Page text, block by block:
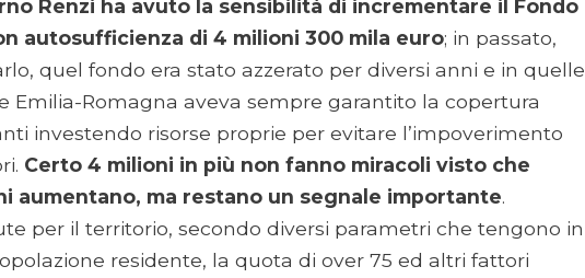
Renzi ha avuto la sensibilità di incrementare il Fondo
autosufficienza di 4 milioni 300 mila euro; in passato,
quel fondo era stato azzerato per diversi anni e in quelle
Emilia-Romagna aveva sempre garantito la copertura
investendo risorse proprie per evitare l’impoverimento
Certo 4 milioni in più non fanno miracoli visto che
aumentano, ma restano un segnale importante.
per il territorio, secondo diversi parametri che tengono in
residente, la quota di over 75 ed altri fattori